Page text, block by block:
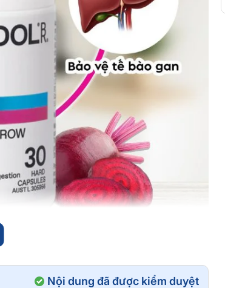
Nội dung đã được kiểm duyệt